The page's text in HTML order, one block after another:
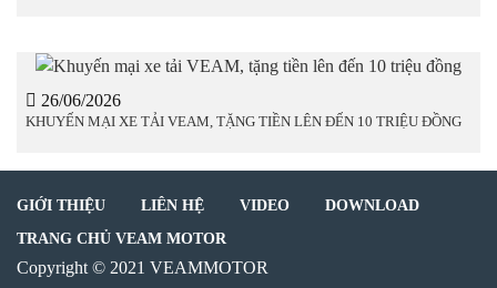
26/06/2026
KHUYẾN MẠI XE TẢI VEAM, TẶNG TIỀN LÊN ĐẾN 10 TRIỆU ĐỒNG
GIỚI THIỆU LIÊN HỆ VIDEO
DOWNLOAD
TRANG CHỦ VEAM MOTOR
Copyright © 2021 VEAMMOTOR